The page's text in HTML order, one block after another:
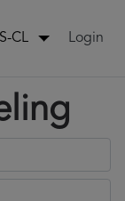
CL Login